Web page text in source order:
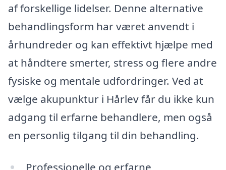
af forskellige lidelser. Denne alternative
behandlingsform har været anvendt i
århundreder og kan effektivt hjælpe med
at håndtere smerter, stress og flere andre
fysiske og mentale udfordringer. Ved at
vælge akupunktur i Hårlev får du ikke kun
adgang til erfarne behandlere, men også
en personlig tilgang til din behandling.
Professionelle og erfarne